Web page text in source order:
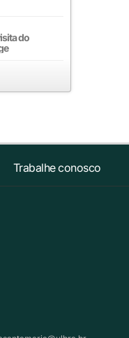
do
Trabalhe conosco